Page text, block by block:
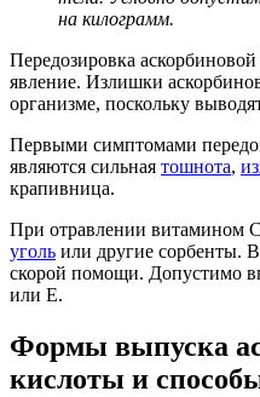
на килограмм.
Передозировка
явление. Излишки
организме, поскольку
Первыми симптомами
являются сильная тошнота,
крапивница.
При отравлении витамином С
уголь или другие сорбенты.
скорой помощи. Допустимо
или Е.
Формы выпуска
кислоты и